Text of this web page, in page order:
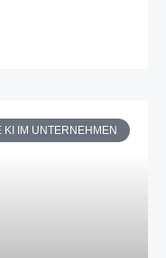
KI IM UNTERNEHMEN